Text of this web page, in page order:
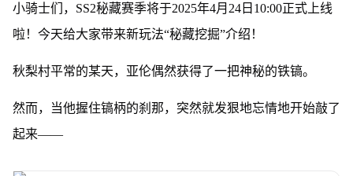
小骑士们，SS2秘藏赛季将于2025年4月24日10:00正式上线
啦！今天给大家带来新玩法“秘藏挖掘”介绍！
秋梨村平常的某天，亚伦偶然获得了一把神秘的铁镐。
然而，当他握住镐柄的刹那，突然就发狠地忘情地开始敲了
起来——